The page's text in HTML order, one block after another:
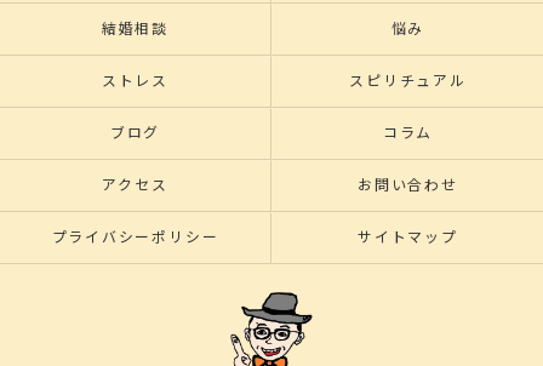
結婚相談 悩み
ストレス スピリチュアル
ブログ コラム
アクセス お問い合わせ
プライバシーポリシー サイトマップ